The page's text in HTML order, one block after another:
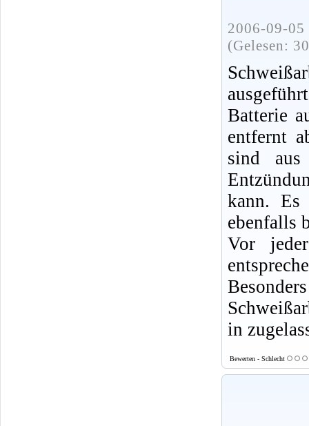
2006-09-
(Gelesen:
Batterie
entfernt
sind
kann. Es
ebenfalls
Vor
in
Bewerten - Schlecht